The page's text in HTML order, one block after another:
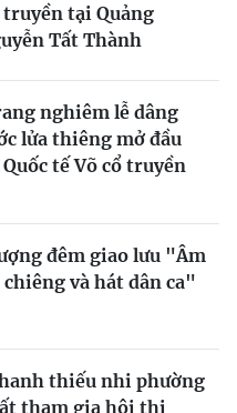
truyền tại Quảng
Tất Thành
nghiêm lễ dâng
lửa thiêng mở đầu
tế Võ cổ truyền
đêm giao lưu "Âm
chiêng và hát dân ca"
thiếu nhi phường
tham gia hội thi